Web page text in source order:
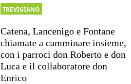
TREVIGIANO
Catena, Lancenigo e Fontane
chiamate a camminare insieme,
con i parroci don Roberto e don
Luca e il collaboratore don
Enrico